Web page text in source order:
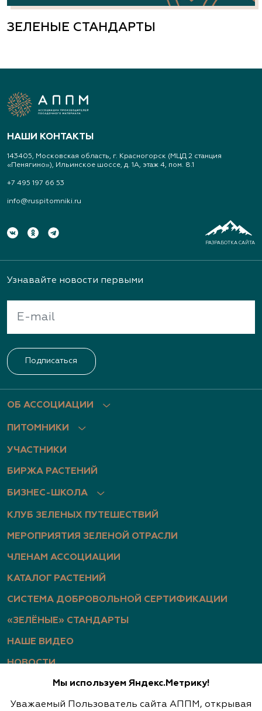
ЗЕЛЕНЫЕ СТАНДАРТЫ
НАШИ КОНТАКТЫ
143405, Московская область, г. Красногорск (МЦД 2 станция
«Пенягино»), Ильинское шоссе, д. 1А, этаж 4, пом. 8.1
+7 495 197 66 53
info@ruspitomniki.ru
РАЗРАБОТКА САЙТА
ОБ АССОЦИАЦИИ
ПИТОМНИКИ
УЧАСТНИКИ
БИРЖА РАСТЕНИЙ
БИЗНЕС-ШКОЛА
КЛУБ ЗЕЛЕНЫХ ПУТЕШЕСТВИЙ
МЕРОПРИЯТИЯ ЗЕЛЕНОЙ ОТРАСЛИ
ЧЛЕНАМ АССОЦИАЦИИ
КАТАЛОГ РАСТЕНИЙ
СИСТЕМА ДОБРОВОЛЬНОЙ СЕРТИФИКАЦИИ
«ЗЕЛЁНЫЕ» СТАНДАРТЫ
НАШЕ ВИДЕО
НОВОСТИ
ФОТОГАЛЕРЕЯ
Узнавайте новости первыми
Подписаться
Мы используем Яндекс.Метрику!
Уважаемый Пользователь сайта АППМ, открывая